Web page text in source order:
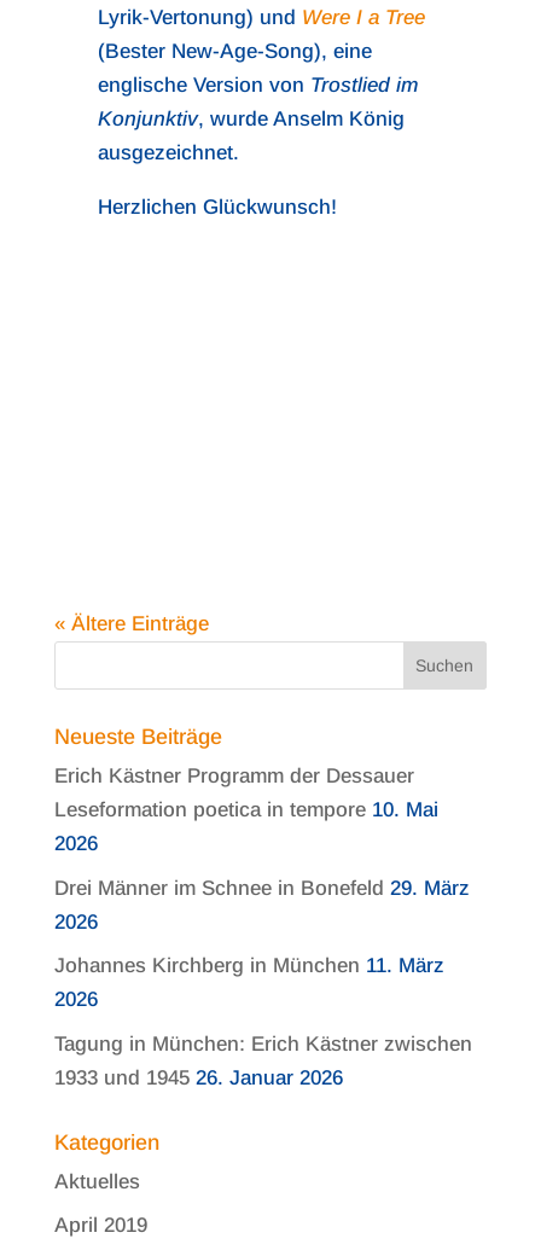
Lyrik-Vertonung) und Were I a Tree
(Bester New-Age-Song), eine
englische Version von Trostlied im
Konjunktiv, wurde Anselm König
ausgezeichnet.
Herzlichen Glückwunsch!
« Ältere Einträge
Neueste Beiträge
Erich Kästner Programm der Dessauer
Leseformation poetica in tempore 10. Mai
2026
Drei Männer im Schnee in Bonefeld 29. März
2026
Johannes Kirchberg in München 11. März
2026
Tagung in München: Erich Kästner zwischen
1933 und 1945 26. Januar 2026
Kategorien
Aktuelles
April 2019